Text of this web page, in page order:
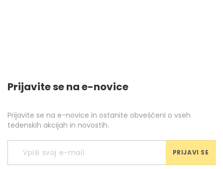
Prijavite se na e-novice
Prijavite se na e-novice in ostanite obveščeni o vseh
tedenskih akcijah in novostih.
PRIJAVI SE